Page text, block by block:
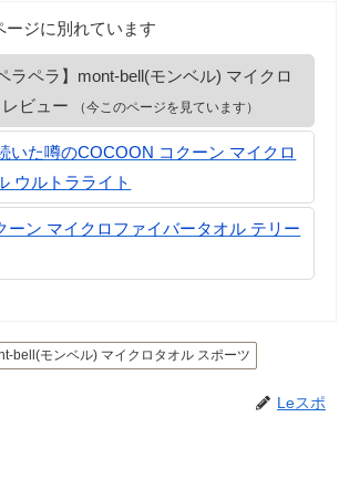
ージに別れています
ラペラ】mont-bell(モンベル) マイクロ
ビュー
（今このページを見ています）
いた噂のCOCOON コクーン マイクロ
ウルトラライト
ーン マイクロファイバータオル テリー
bell(モンベル) マイクロタオル スポーツ
Leスポ